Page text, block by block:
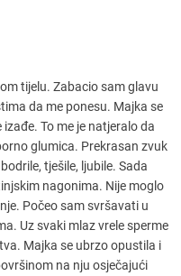
tijelu. Zabacio sam glavu
da me ponesu. Majka se
To me je natjeralo da
glumica. Prekrasan zvuk
tješile, ljubile. Sada
nagonima. Nije moglo
Počeo sam svršavati u
Uz svaki mlaz vrele sperme
Majka se ubrzo opustila i
na nju osječajući